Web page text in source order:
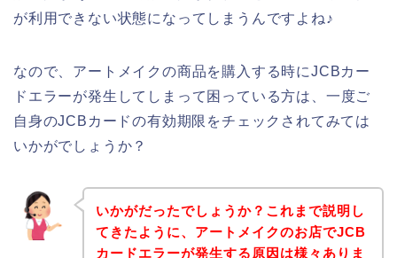
が利用できない状態になってしまうんですよね♪
なので、アートメイクの商品を購入する時にJCBカー
ドエラーが発生してしまって困っている方は、一度ご
自身のJCBカードの有効期限をチェックされてみては
いかがでしょうか？
いかがだったでしょうか？これまで説明し
てきたように、アートメイクのお店でJCB
カードエラーが発生する原因は様々ありま